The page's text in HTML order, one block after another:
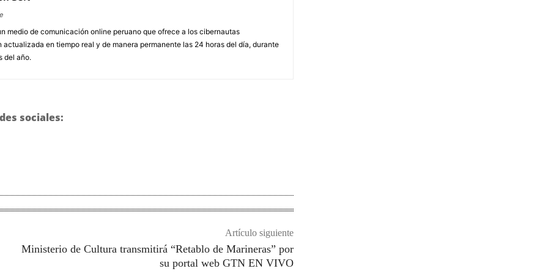
medio de comunicación online peruano que ofrece a los cibernautas
actualizada en tiempo real y de manera permanente las 24 horas del día, durante
del año.
sociales:
Artículo siguiente
Ministerio de Cultura transmitirá “Retablo de Marineras” por
su portal web GTN EN VIVO